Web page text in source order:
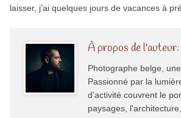
laisser, j’ai quelques jours de vacances à
À propos de l'auteur:
Photographe belge,
Passionné par la
d'activité couvrent le
paysages,